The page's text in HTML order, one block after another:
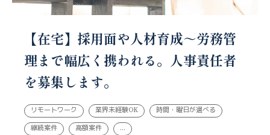
【在宅】採用面や人材育成～労務管
理まで幅広く携われる。人事責任者
を募集します。
リモートワーク 業界未経験OK 時間・曜日が選べる
継続案件 高額案件 ...